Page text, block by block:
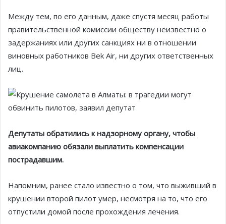
Между тем, по его данным, даже спустя месяц работы
правительственной комиссии обществу неизвестно о
задержаниях или других санкциях ни в отношении
виновных работников Bek Air, ни других ответственных
лиц.
Депутаты обратились к надзорному органу, чтобы
авиакомпанию обязали выплатить компенсации
пострадавшим.
Напомним, ранее стало известно о том, что выживший в
крушении второй пилот умер, несмотря на то, что его
отпустили домой после прохождения лечения.